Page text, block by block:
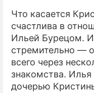
Что касается
счастлива в
Ильей Бурецом.
стремительно —
всего через
знакомства.
дочерью